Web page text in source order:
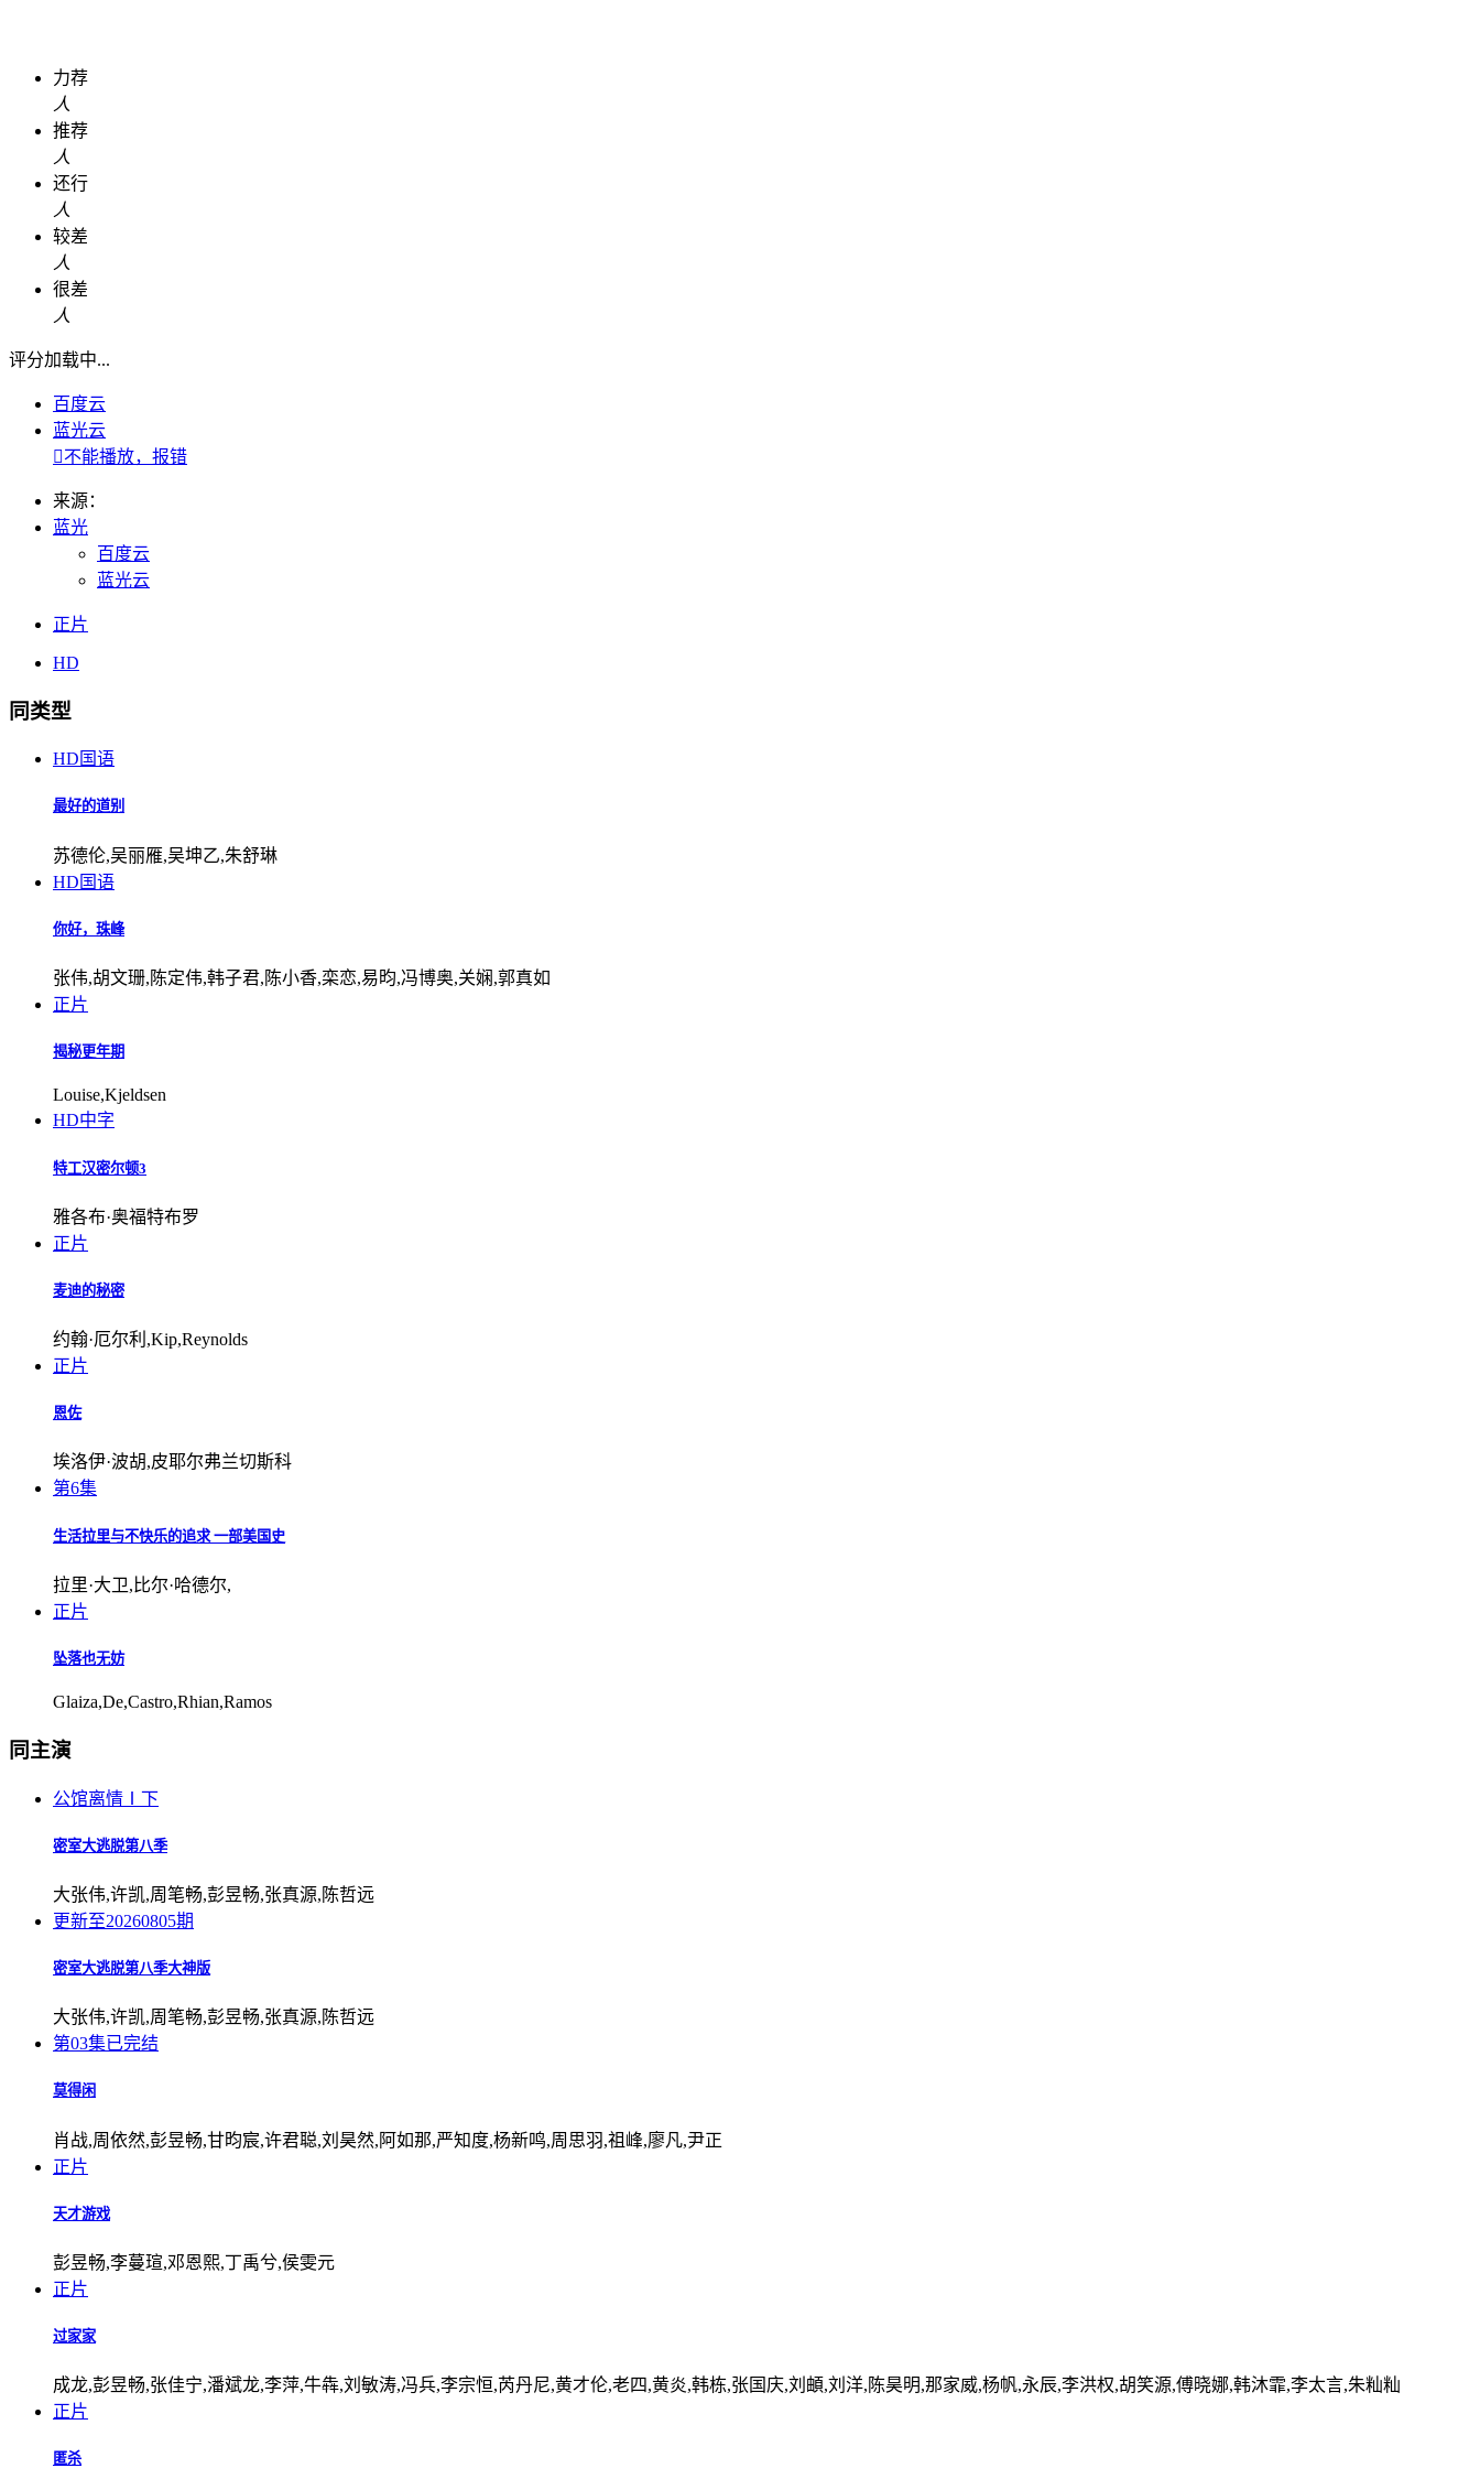
力荐
人
推荐
人
还行
人
较差
人
很差
人
评分加载中...
百度云
蓝光云
不能播放，报错
来源：
蓝光
百度云
蓝光云
正片
HD
同类型
HD国语
最好的道别
苏德伦,吴丽雁,吴坤乙,朱舒琳
HD国语
你好，珠峰
张伟,胡文珊,陈定伟,韩子君,陈小香,栾恋,易昀,冯博奥,关娴,郭真如
正片
揭秘更年期
Louise,Kjeldsen
HD中字
特工汉密尔顿3
雅各布·奥福特布罗
正片
麦迪的秘密
约翰·厄尔利,Kip,Reynolds
正片
恩佐
埃洛伊·波胡,皮耶尔弗兰切斯科
第6集
生活拉里与不快乐的追求 一部美国史
拉里·大卫,比尔·哈德尔,
正片
坠落也无妨
Glaiza,De,Castro,Rhian,Ramos
同主演
公馆离情Ⅰ下
密室大逃脱第八季
大张伟,许凯,周笔畅,彭昱畅,张真源,陈哲远
更新至20260805期
密室大逃脱第八季大神版
大张伟,许凯,周笔畅,彭昱畅,张真源,陈哲远
第03集已完结
莫得闲
肖战,周依然,彭昱畅,甘昀宸,许君聪,刘昊然,阿如那,严知度,杨新鸣,周思羽,祖峰,廖凡,尹正
正片
天才游戏
彭昱畅,李蔓瑄,邓恩熙,丁禹兮,侯雯元
正片
过家家
成龙,彭昱畅,张佳宁,潘斌龙,李萍,牛犇,刘敏涛,冯兵,李宗恒,芮丹尼,黄才伦,老四,黄炎,韩栋,张国庆,刘頔,刘洋,陈昊明,那家威,杨帆,永辰,李洪权,胡笑源,傅晓娜,韩沐霏,李太言,朱籼籼
正片
匿杀